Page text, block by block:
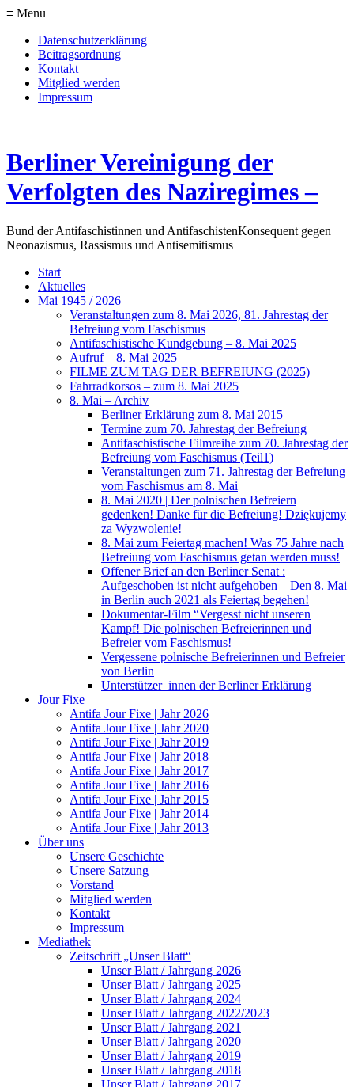
≡ Menu
Datenschutzerklärung
Beitragsordnung
Kontakt
Mitglied werden
Impressum
Berliner Vereinigung der
Verfolgten des Naziregimes –
Bund der Antifaschistinnen und AntifaschistenKonsequent gegen
Neonazismus, Rassismus und Antisemitismus
Start
Aktuelles
Mai 1945 / 2026
Veranstaltungen zum 8. Mai 2026, 81. Jahrestag der
Befreiung vom Faschismus
Antifaschistische Kundgebung – 8. Mai 2025
Aufruf – 8. Mai 2025
FILME ZUM TAG DER BEFREIUNG (2025)
Fahrradkorsos – zum 8. Mai 2025
8. Mai – Archiv
Berliner Erklärung zum 8. Mai 2015
Termine zum 70. Jahrestag der Befreiung
Antifaschistische Filmreihe zum 70. Jahrestag der
Befreiung vom Faschismus (Teil1)
Veranstaltungen zum 71. Jahrestag der Befreiung
vom Faschismus am 8. Mai
8. Mai 2020 | Der polnischen Befreiern
gedenken! Danke für die Befreiung! Dziękujemy
za Wyzwolenie!
8. Mai zum Feiertag machen! Was 75 Jahre nach
Befreiung vom Faschismus getan werden muss!
Offener Brief an den Berliner Senat :
Aufgeschoben ist nicht aufgehoben – Den 8. Mai
in Berlin auch 2021 als Feiertag begehen!
Dokumentar-Film “Vergesst nicht unseren
Kampf! Die polnischen Befreierinnen und
Befreier vom Faschismus!
Vergessene polnische Befreierinnen und Befreier
von Berlin
Unterstützer_innen der Berliner Erklärung
Jour Fixe
Antifa Jour Fixe | Jahr 2026
Antifa Jour Fixe | Jahr 2020
Antifa Jour Fixe | Jahr 2019
Antifa Jour Fixe | Jahr 2018
Antifa Jour Fixe | Jahr 2017
Antifa Jour Fixe | Jahr 2016
Antifa Jour Fixe | Jahr 2015
Antifa Jour Fixe | Jahr 2014
Antifa Jour Fixe | Jahr 2013
Über uns
Unsere Geschichte
Unsere Satzung
Vorstand
Mitglied werden
Kontakt
Impressum
Mediathek
Zeitschrift „Unser Blatt“
Unser Blatt / Jahrgang 2026
Unser Blatt / Jahrgang 2025
Unser Blatt / Jahrgang 2024
Unser Blatt / Jahrgang 2022/2023
Unser Blatt / Jahrgang 2021
Unser Blatt / Jahrgang 2020
Unser Blatt / Jahrgang 2019
Unser Blatt / Jahrgang 2018
Unser Blatt / Jahrgang 2017